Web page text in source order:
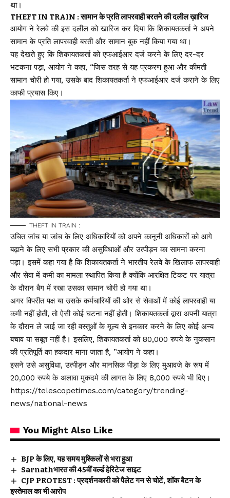
था।
THEFT IN TRAIN : सामान के प्रति लापरवाही बरतने की दलील ख़ारिज
आयोग ने रेलवे की इस दलील को खारिज कर दिया कि शिकायतकर्ता ने अपने
सामान के प्रति लापरवाही बरती और सामान बुक नहीं किया गया था।
यह देखते हुए कि शिकायतकर्ता को एफआईआर दर्ज करने के लिए दर-दर
भटकना पड़ा, आयोग ने कहा, “जिस तरह से यह प्रकरण हुआ और कीमती
सामान चोरी हो गया, उसके बाद शिकायतकर्ता ने एफआईआर दर्ज कराने के लिए
काफी प्रयास किए।
THEFT IN TRAIN :
उचित जांच या जांच के लिए अधिकारियों को अपने कानूनी अधिकारों को आगे
बढ़ाने के लिए सभी प्रकार की असुविधाओं और उत्पीड़न का सामना करना
पड़ा। इसमें कहा गया है कि शिकायतकर्ता ने भारतीय रेलवे के खिलाफ लापरवाही
और सेवा में कमी का मामला स्थापित किया है क्योंकि आरक्षित टिकट पर यात्रा
के दौरान बैग में रखा उसका सामान चोरी हो गया था।
अगर विपरीत पक्ष या उसके कर्मचारियों की ओर से सेवाओं में कोई लापरवाही या
कमी नहीं होती, तो ऐसी कोई घटना नहीं होती। शिकायतकर्ता द्वारा अपनी यात्रा
के दौरान ले जाई जा रही वस्तुओं के मूल्य से इनकार करने के लिए कोई अन्य
बचाव या सबूत नहीं है। इसलिए, शिकायतकर्ता को 80,000 रुपये के नुकसान
की प्रतिपूर्ति का हकदार माना जाता है, ”आयोग ने कहा।
इसने उसे असुविधा, उत्पीड़न और मानसिक पीड़ा के लिए मुआवजे के रूप में
20,000 रुपये के अलावा मुकदमे की लागत के लिए 8,000 रुपये भी दिए।
https://telescopetimes.com/category/trending-
news/national-news
You Might Also Like
BJP के लिए, यह समय मुश्किलों से भरा हुआ
Sarnathभारत की 45वीं वर्ल्ड हेरिटेज साइट
CJP PROTEST : प्रदर्शनकारी को पैलेट गन से चोटें, शॉक बैटन के
इस्तेमाल का भी आरोप